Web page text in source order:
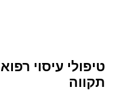
טיפולי עיסוי
תקווה